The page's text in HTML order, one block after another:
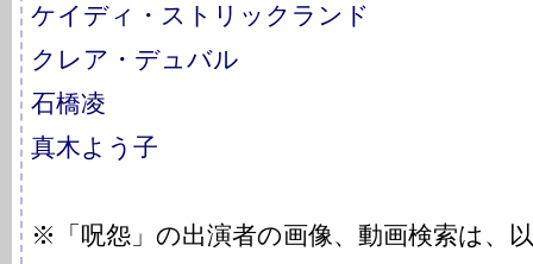
ケイディ・ストリックランド
クレア・デュバル
石橋凌
真木よう子
※「呪怨」の出演者の画像、動画検索は、